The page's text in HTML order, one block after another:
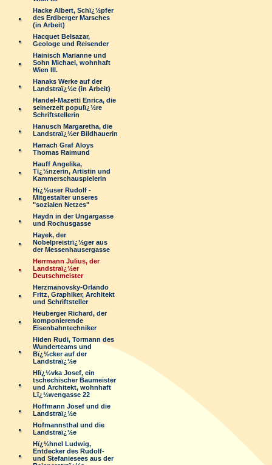
Hacke Albert, Schï¿½pfer
des Erdberger Marsches
(in Arbeit)
Hacquet Belsazar,
Geologe und Reisender
Hainisch Marianne und
Sohn Michael, wohnhaft
Wien III.
Hanaks Werke auf der
Landstraï¿½e (in Arbeit)
Handel-Mazetti Enrica, die
seinerzeit populï¿½re
Schriftstellerin
Hanusch Margaretha, die
Landstraï¿½er Bildhauerin
Harrach Graf Aloys
Thomas Raimund
Hauff Angelika,
Tï¿½nzerin, Artistin und
Kammerschauspielerin
Hï¿½user Rudolf -
Mitgestalter unseres
"sozialen Netzes"
Haydn in der Ungargasse
und Rochusgasse
Hayek, der
Nobelpreistrï¿½ger aus
der Messenhausergasse
Herrmann Julius, der
Landstraï¿½er
Deutschmeister
Herzmanovsky-Orlando
Fritz, Graphiker, Architekt
und Schriftsteller
Heuberger Richard, der
komponierende
Eisenbahntechniker
Hiden Rudi, Tormann des
Wunderteams und
Bï¿½cker auf der
Landstraï¿½e
Hlï¿½vka Josef, ein
tschechischer Baumeister
und Architekt, wohnhaft
Lï¿½wengasse 22
Hoffmann Josef und die
Landstraï¿½e
Hofmannsthal und die
Landstraï¿½e
Hï¿½hnel Ludwig,
Entdecker des Rudolf-
und Stefaniesees aus der